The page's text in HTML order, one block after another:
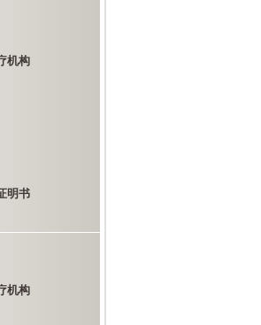
机构
明书
机构